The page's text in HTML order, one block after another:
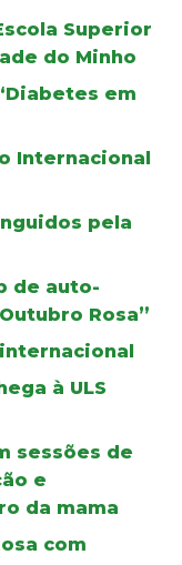
Superior
do Minho
em
Internacional
pela
de auto-
Rosa”
à ULS
sessões de
e
da mama
com